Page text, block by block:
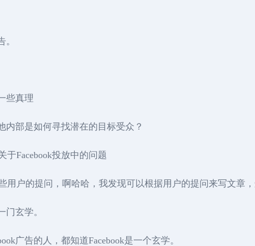
。
些真理
内部是如何寻找潜在的目标受众？
于Facebook投放中的问题
用户的提问，啊哈哈，我发现可以根据用户的提问来写文章
门玄学。
广告的人，都知道Facebook是一个玄学。